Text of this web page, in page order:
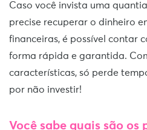
Caso você invista uma
precise recuperar o dinheiro
financeiras, é possível contar
forma rápida e garantida.
características, só perde
por não investir!
Você sabe quais são